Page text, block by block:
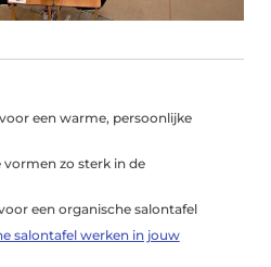
een warme, persoonlijke
zo sterk in de
een organische salontafel
salontafel werken in jouw